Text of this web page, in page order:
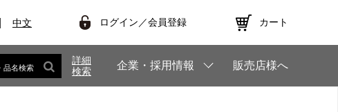
中文 ログイン／会員登録 カート
品名検索
詳細
検索
企業・採用情報 販売店様へ